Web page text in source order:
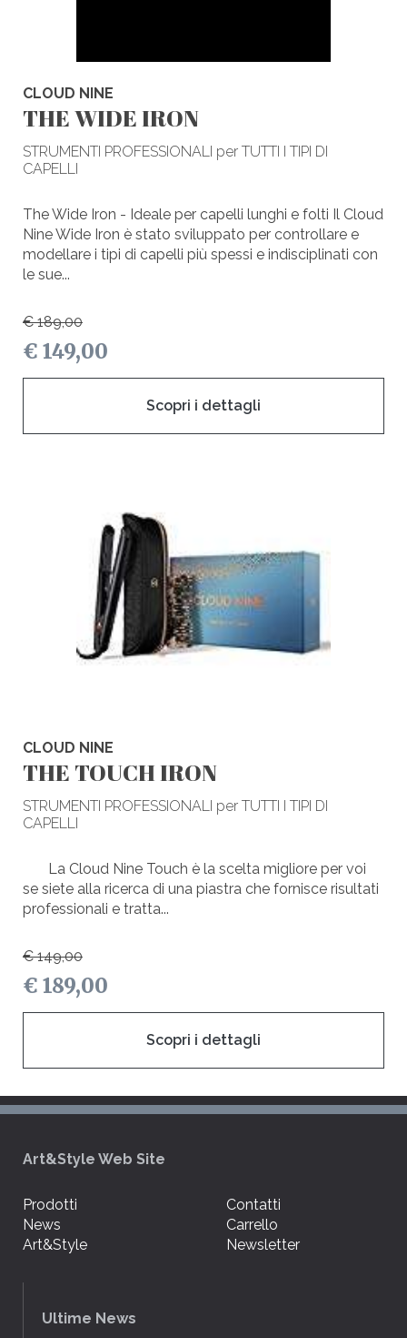
CLOUD NINE
THE WIDE IRON
STRUMENTI PROFESSIONALI per TUTTI I TIPI DI
CAPELLI
The Wide Iron - Ideale per capelli lunghi e folti Il Cloud
Nine Wide Iron è stato sviluppato per controllare e
modellare i tipi di capelli più spessi e indisciplinati con
le sue...
€ 189,00
€ 149,00
Scopri i dettagli
CLOUD NINE
THE TOUCH IRON
STRUMENTI PROFESSIONALI per TUTTI I TIPI DI
CAPELLI
La Cloud Nine Touch è la scelta migliore per voi
se siete alla ricerca di una piastra che fornisce risultati
professionali e tratta...
€ 149,00
€ 189,00
Scopri i dettagli
Art&Style Web Site
Prodotti
News
Art&Style
Contatti
Carrello
Newsletter
Ultime News